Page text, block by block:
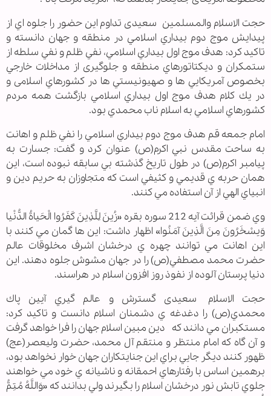
حجت الاسلام والمسلمین سعیدی تداوم اين حضور را جلوه اي از
پيدايش موج دوم بيداري اسلامي در منطقه و جهان دانسته و
تاکید کرد: هدف موج اول بيداري اسلامي، نفي ظلم و نفي سلطه از
ستمكران و ديكتاتورهاي منطقه و جلوگیری از مداخلات خارجي
بخصوص آمريكايي ها و صهيونيستي ها در كشورهاي اسلامی و
در يك كلام هدف موج اول بيداري اسلامي بازگشت همه مردم
كشورهاي اسلامي به اسلام ناب محمدي بود.
امام جمعه قم هدف موج دوم بيداري اسلامي را نفي ظلم و اهانت
به ساحت مقدس نبي اكرم(ص) عنوان کرد و گفت: جسارت به
پيامبر اکرم(ص) در طول تاريخ گذشته بي سابقه نبوده است، اين
همان حربه ي قديمي و كثيفي است كه متجاوزان به حريم دين و
انبياي الهي از آن استفاده مي كنند.
وي ضمن قرائت آيه 212 سوره بقره «زُينَ لِلَّذِينَ كَفَرُوا الْحَياةُ الدُّنْيا
وَيسْخَرُونَ مِنَ الَّذِينَ آمَنُوا» اظهار داشت: اين ها گمان مي كنند با
اين اهانت مي توانند چهره ي درخشان اشرف مخلوقات عالم
حضرت محمد مصطفي(ص) را در جهان مشوش جلوه دهند. اين
دنيا پرستان آلوده از نفوذ روز افزون اسلام در هراسند.
حجت الاسلام سعیدی گسترش و عالم گيري آيين پاك
محمدي(ص) را دغدغه ي دشمنان اسلام دانست و تاکید کرد:
مستکبران مي دانند كه دين مبين اسلام جهان را فرا خواهد گرفت
و آن گاه كه امام منتظر و منتقم آل محمد، حضرت ولي‏عصر(عج)
ظهور كنند ديگر جايي براي اين جنايتكاران جهان خوار نخواهد بود،
برهمین اساس با رفتارهاي احمقانه و ناشيانه ي خود مي خواهند
جلوي تابش نور درخشان اسلام را بگيرند ولي بدانند كه «وَاللَّهُ مُتِمُّ